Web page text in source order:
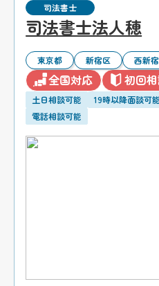
司法書士
司法書士法人穂
東京都 新宿区 西新
全国対応 初回
土日相談可能 19時以降面談可能
電話相談可能